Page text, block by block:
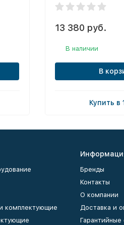
13 380 руб.
В наличии
В
Купить в
комплектующие
Бренды
Контакты
О компании
Доставка и
Гарантийные